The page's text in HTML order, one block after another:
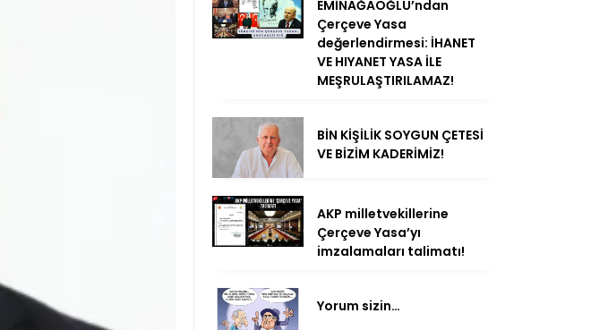
EMİNAĞAOĞLU’ndan
Çerçeve Yasa
değerlendirmesi: İHANET
VE HIYANET YASA İLE
MEŞRULAŞTIRILAMAZ!
BİN KİŞİLİK SOYGUN ÇETESİ
VE BİZİM KADERİMİZ!
AKP milletvekillerine
Çerçeve Yasa’yı
imzalamaları talimatı!
Yorum sizin…